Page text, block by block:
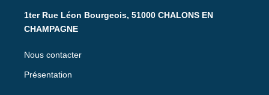
1ter Rue Léon Bourgeois, 51000 CHALONS EN
CHAMPAGNE
Nous contacter
Présentation